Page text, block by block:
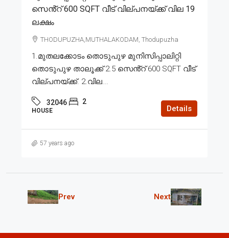
സെൻ്റ് 600 SQFT വീട് വില്പനയ്ക്ക് വില 19
ലക്ഷം
THODUPUZHA,MUTHALAKODAM, Thodupuzha
1.മുതലക്കോടം തൊടുപുഴ മുനിസിപ്പാലിറ്റി
തൊടുപുഴ താലൂക്ക് 2.5 സെൻ്റ് 600 SQFT വീട്
വില്പനയ്ക്ക്. 2.വില...
32046 2
HOUSE Details
57 years ago
Prev Next